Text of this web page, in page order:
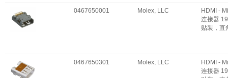
0467650001 Molex, LLC
HDMI -
连接器
贴装，直
0467650301 Molex, LLC
HDMI -
连接器